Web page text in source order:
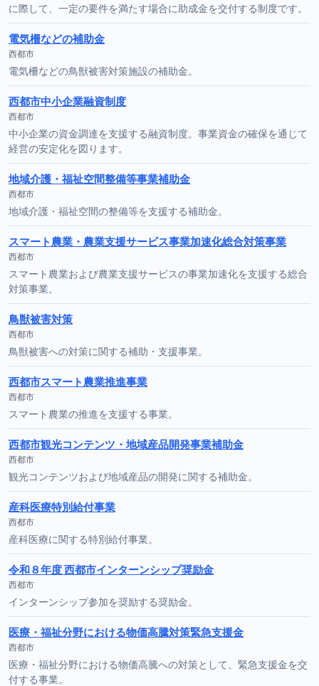
に際して、一定の要件を満たす場合に助成金を交付する制度です。
電気柵などの補助金
西都市
電気柵などの鳥獣被害対策施設の補助金。
西都市中小企業融資制度
西都市
中小企業の資金調達を支援する融資制度。事業資金の確保を通じて
経営の安定化を図ります。
地域介護・福祉空間整備等事業補助金
西都市
地域介護・福祉空間の整備等を支援する補助金。
スマート農業・農業支援サービス事業加速化総合対策事業
西都市
スマート農業および農業支援サービスの事業加速化を支援する総合
対策事業。
鳥獣被害対策
西都市
鳥獣被害への対策に関する補助・支援事業。
西都市スマート農業推進事業
西都市
スマート農業の推進を支援する事業。
西都市観光コンテンツ・地域産品開発事業補助金
西都市
観光コンテンツおよび地域産品の開発に関する補助金。
産科医療特別給付事業
西都市
産科医療に関する特別給付事業。
令和８年度 西都市インターンシップ奨励金
西都市
インターンシップ参加を奨励する奨励金。
医療・福祉分野における物価高騰対策緊急支援金
西都市
医療・福祉分野における物価高騰への対策として、緊急支援金を交
付する事業。